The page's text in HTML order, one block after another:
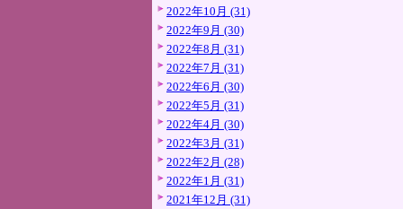
2022年10月 (31)
2022年9月 (30)
2022年8月 (31)
2022年7月 (31)
2022年6月 (30)
2022年5月 (31)
2022年4月 (30)
2022年3月 (31)
2022年2月 (28)
2022年1月 (31)
2021年12月 (31)